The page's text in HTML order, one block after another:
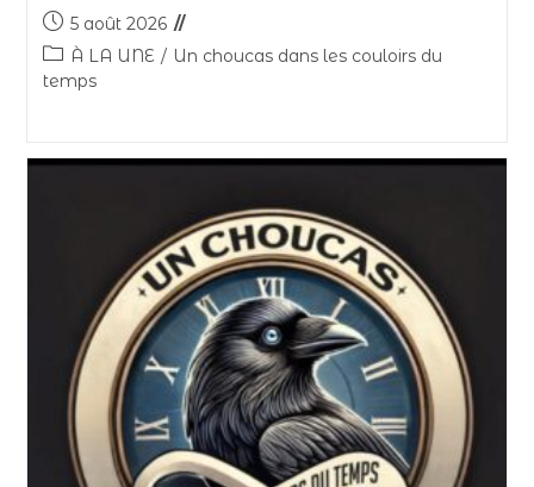
5 août 2026
À LA UNE / Un choucas dans les couloirs du
temps